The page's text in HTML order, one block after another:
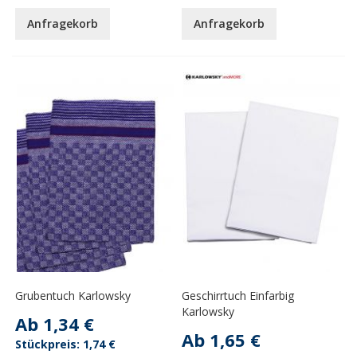
Anfragekorb Anfragekorb
Grubentuch Karlowsky
Ab 1,34 €
1,74 €
Geschirrtuch Einfarbig
Karlowsky
Ab 1,65 €